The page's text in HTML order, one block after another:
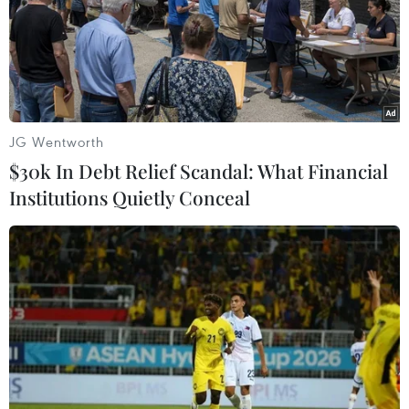
sản Lenger Việt Nam, cụm công nghiệp An Xá, tỉnh Nam Định.
(Ảnh: Vũ Sinh/TTXVN)
Theo bà Lê Hằng, ngành chế biến xuất khẩu cá
ngừ, mực bạch tuộc và cá biển khác đều có
chung nút thắt là thiếu nguyên liệu.
Sản lượng khai thác hải sản trong nước không
JG Wentworth
$30k In Debt Relief Scandal: What Financial
Institutions Quietly Conceal